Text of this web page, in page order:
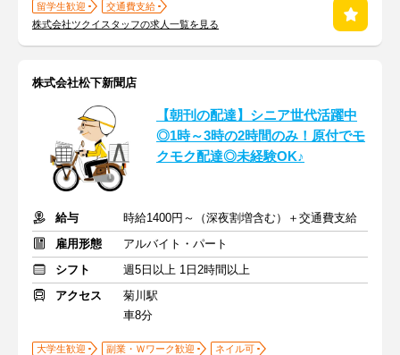
留学生歓迎
交通費支給
株式会社ツクイスタッフの求人一覧を見る
株式会社松下新聞店
【朝刊の配達】シニア世代活躍中
◎1時～3時の2時間のみ！原付でモ
クモク配達◎未経験OK♪
給与
時給1400円～（深夜割増含む）＋交通費支給
雇用形態
アルバイト・パート
シフト
週5日以上 1日2時間以上
アクセス
菊川駅
車8分
大学生歓迎 副業・Ｗワーク歓迎
ネイル可